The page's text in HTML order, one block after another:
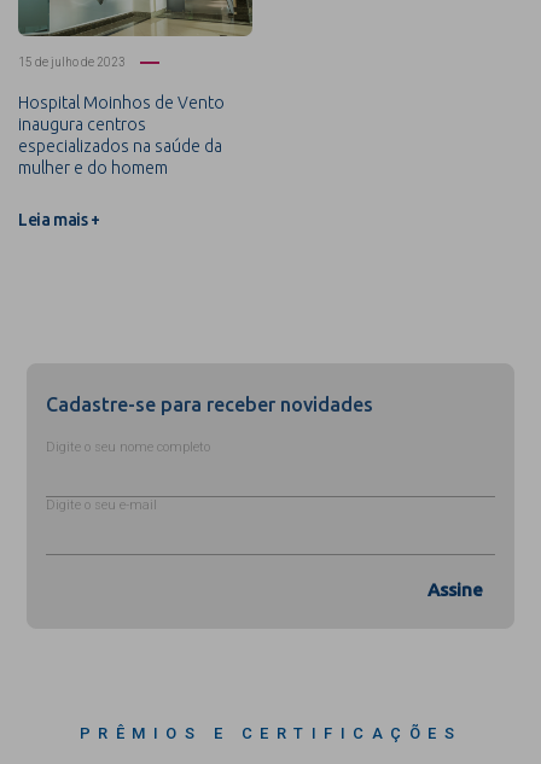
15 de julho de 2023
Hospital Moinhos de Vento
inaugura centros
especializados na saúde da
mulher e do homem
Leia mais +
Cadastre-se para receber novidades
Digite o seu nome completo
Digite o seu e-mail
Assine
PRÊMIOS E CERTIFICAÇÕES